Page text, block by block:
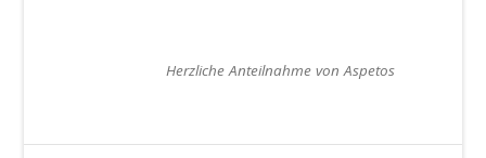
Herzliche Anteilnahme von Aspetos